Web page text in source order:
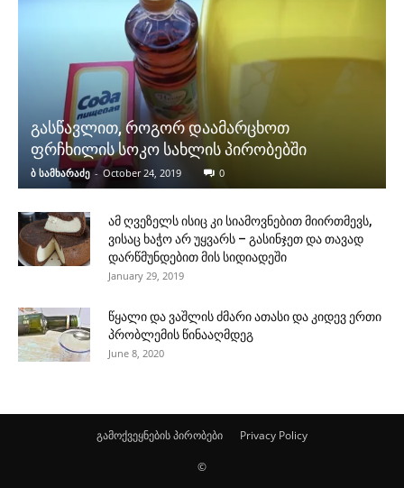
გასწავლით, როგორ დაამარცხოთ
ფრჩხილის სოკო სახლის პირობებში
ბ სამხარაძე - October 24, 2019 0
ამ ღვეზელს ისიც კი სიამოვნებით მიირთმევს,
ვისაც ხაჭო არ უყვარს – გასინჯეთ და თავად
დარწმუნდებით მის სიდიადეში
January 29, 2019
წყალი და ვაშლის ძმარი ათასი და კიდევ ერთი
პრობლემის წინააღმდეგ
June 8, 2020
გამოქვეყნების პირობები Privacy Policy
©